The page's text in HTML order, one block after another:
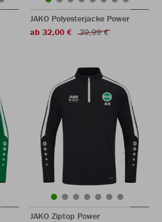
JAKO Polyesterjacke Power
ab 32,00 €
39,99 €
JAKO Ziptop Power